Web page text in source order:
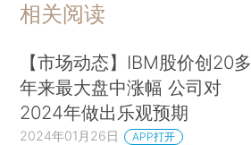
相关阅读
【市场动态】IBM股价创20多
年来最大盘中涨幅 公司对
2024年做出乐观预期
2024年01月26日 APP打开